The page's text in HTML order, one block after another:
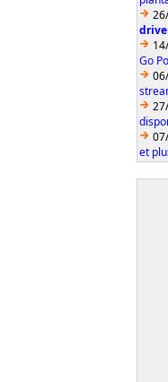
Go
et